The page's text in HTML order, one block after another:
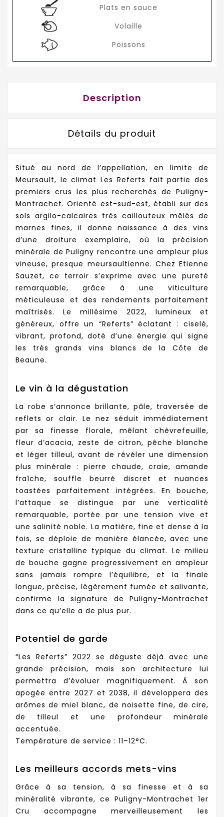
Plats en sauce
Volaille
Poissons
Description
Détails du produit
Situé au nord de l’appellation, en limite de
Meursault, le climat Les Referts fait partie des
premiers crus les plus recherchés de Puligny-
Montrachet. Orienté est-sud-est, établi sur des
sols argilo-calcaires très caillouteux mêlés de
marnes fines, il donne naissance à des vins
d’une droiture exemplaire, où la précision
minérale de Puligny rencontre une ampleur plus
vineuse, presque meursaultienne. Chez Etienne
Sauzet, ce terroir s’exprime avec une pureté
remarquable, grâce à une viticulture
méticuleuse et des rendements parfaitement
maîtrisés. Le millésime 2022, lumineux et
généreux, offre un “Referts” éclatant : ciselé,
vibrant, profond, doté d’une énergie qui signe
les très grands vins blancs de la Côte de
Beaune.
Le vin à la dégustation
La robe s’annonce brillante, pâle, traversée de
reflets or clair. Le nez séduit immédiatement
par sa finesse florale, mêlant chèvrefeuille,
fleur d’acacia, zeste de citron, pêche blanche
et léger tilleul, avant de révéler une dimension
plus minérale : pierre chaude, craie, amande
fraîche, souffle beurré discret et nuances
toastées parfaitement intégrées. En bouche,
l’attaque se distingue par une verticalité
remarquable, portée par une tension vive et
une salinité noble. La matière, fine et dense à la
fois, se déploie de manière élancée, avec une
texture cristalline typique du climat. Le milieu
de bouche gagne progressivement en ampleur
sans jamais rompre l’équilibre, et la finale
longue, précise, légèrement fumée et salivante,
confirme la signature de Puligny-Montrachet
dans ce qu’elle a de plus pur.
Potentiel de garde
“Les Referts” 2022 se déguste déjà avec une
grande précision, mais son architecture lui
permettra d’évoluer magnifiquement. À son
apogée entre 2027 et 2038, il développera des
arômes de miel blanc, de noisette fine, de cire,
de tilleul et une profondeur minérale
accentuée.
Température de service : 11–12°C.
Les meilleurs accords mets-vins
Grâce à sa tension, à sa finesse et à sa
minéralité vibrante, ce Puligny-Montrachet 1er
Cru accompagne merveilleusement les